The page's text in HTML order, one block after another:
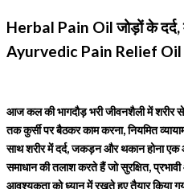
Herbal Pain Oil जोड़ों के दर्द,
Ayurvedic Pain Relief Oil
आज कल की भागदौड़ भरी जीवनशैली में शरीर
तक कुर्सी पर बैठकर काम करना, नियमित
साथ शरीर में दर्द, जकड़न और थकान होना
समाधान की तलाश करते हैं जो सुरक्षित,
आवश्यकता को ध्यान में रखते हुए तैयार